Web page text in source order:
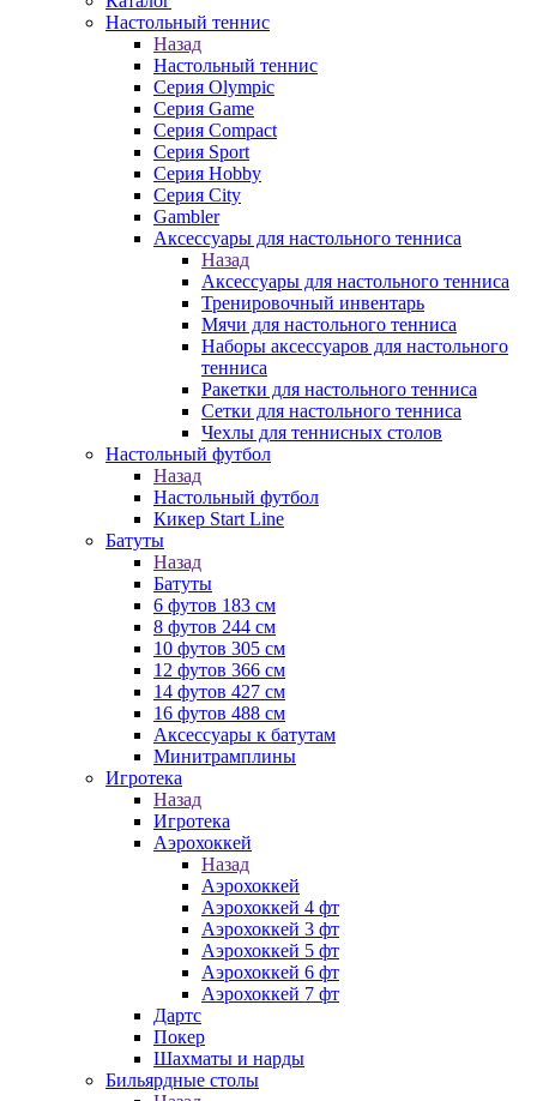
Настольный теннис
Назад
Настольный теннис
Серия Olympic
Серия Game
Серия Compact
Серия Sport
Серия Hobby
Серия City
Gambler
Аксессуары для настольного тенниса
Назад
Аксессуары для настольного тенниса
Тренировочный инвентарь
Мячи для настольного тенниса
Наборы аксессуаров для настольного
тенниса
Ракетки для настольного тенниса
Сетки для настольного тенниса
Чехлы для теннисных столов
Настольный футбол
Назад
Настольный футбол
Кикер Start Line
Батуты
Назад
Батуты
6 футов 183 см
8 футов 244 см
10 футов 305 см
12 футов 366 см
14 футов 427 см
16 футов 488 см
Аксессуары к батутам
Минитрамплины
Игротека
Назад
Игротека
Аэрохоккей
Назад
Аэрохоккей
Аэрохоккей 4 фт
Аэрохоккей 3 фт
Аэрохоккей 5 фт
Аэрохоккей 6 фт
Аэрохоккей 7 фт
Дартс
Покер
Шахматы и нарды
Бильярдные столы